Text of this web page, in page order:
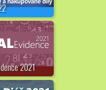
2021